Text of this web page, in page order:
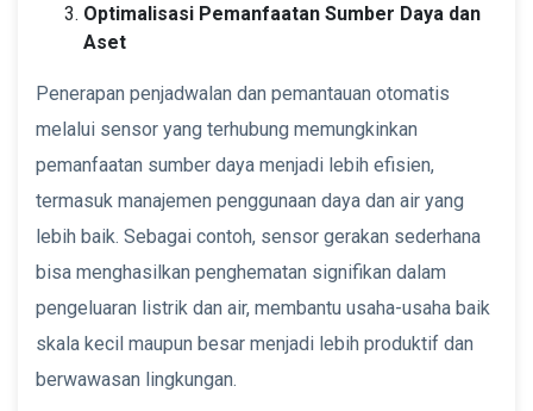
Optimalisasi Pemanfaatan Sumber Daya dan
Aset
Penerapan penjadwalan dan pemantauan otomatis
melalui sensor yang terhubung memungkinkan
pemanfaatan sumber daya menjadi lebih efisien,
termasuk manajemen penggunaan daya dan air yang
lebih baik. Sebagai contoh, sensor gerakan sederhana
bisa menghasilkan penghematan signifikan dalam
pengeluaran listrik dan air, membantu usaha-usaha baik
skala kecil maupun besar menjadi lebih produktif dan
berwawasan lingkungan.